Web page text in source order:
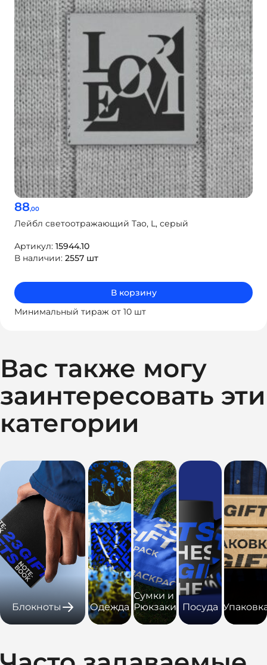
88,00
Лейбл светоотражающий Tao, L, серый
Артикул: 15944.10
В наличии: 2557 шт
В корзину
Минимальный тираж от 10 шт
Вас также могу
заинтересовать эти
категории
Блокноты Одежда
Сумки и
Рюкзаки Посуда